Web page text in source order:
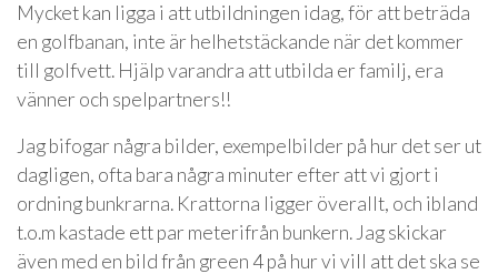
Mycket kan ligga i att utbildningen idag, för att beträda
en golfbanan, inte är helhetstäckande när det kommer
till golfvett. Hjälp varandra att utbilda er familj, era
vänner och spelpartners!!
Jag bifogar några bilder, exempelbilder på hur det ser ut
dagligen, ofta bara några minuter efter att vi gjort i
ordning bunkrarna. Krattorna ligger överallt, och ibland
t.o.m kastade ett par meterifrån bunkern. Jag skickar
även med en bild från green 4 på hur vi vill att det ska se